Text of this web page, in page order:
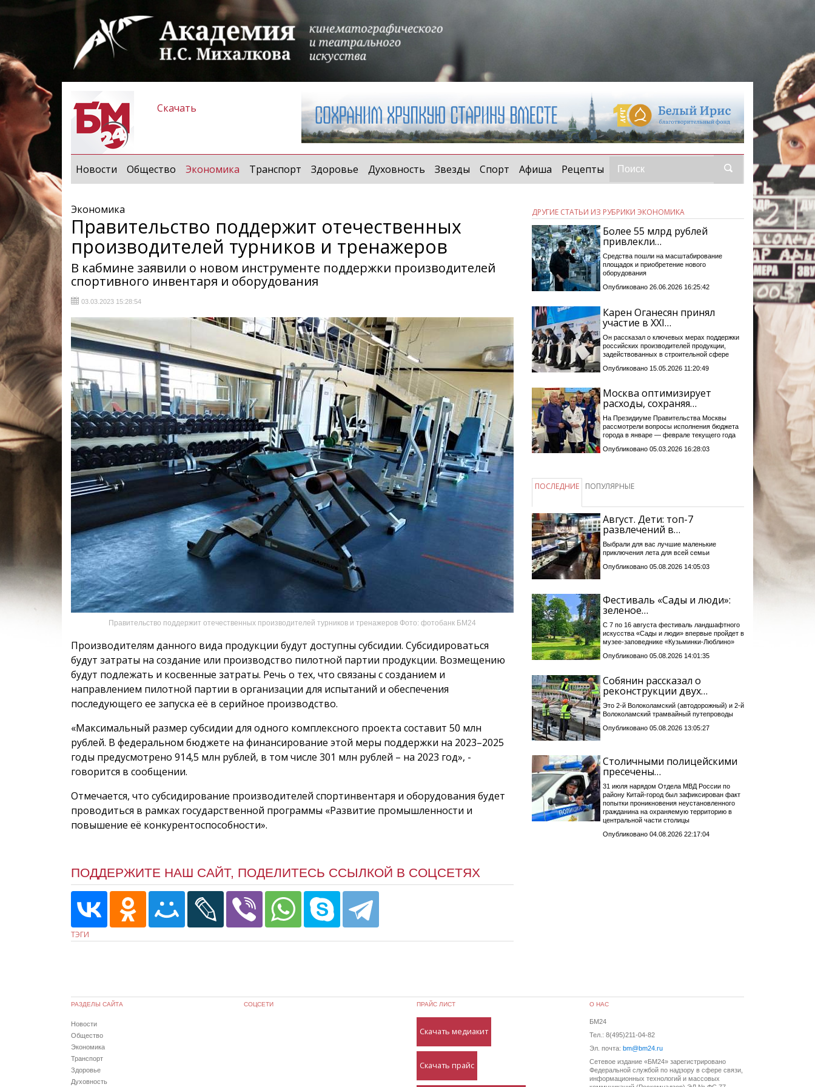
Скачать
Новости Общество Экономика (current)
Транспорт Здоровье Духовность Звезды Спорт Афиша Рецепты
Экономика
Правительство поддержит отечественных
производителей турников и тренажеров
В кабмине заявили о новом инструменте поддержки производителей
спортивного инвентаря и оборудования
03.03.2023 15:28:54
Правительство поддержит отечественных производителей турников и тренажеров Фото: фотобанк БМ24
Производителям данного вида продукции будут доступны субсидии. Субсидироваться
будут затраты на создание или производство пилотной партии продукции. Возмещению
будут подлежать и косвенные затраты. Речь о тех, что связаны с созданием и
направлением пилотной партии в организации для испытаний и обеспечения
последующего ее запуска её в серийное производство.
«Максимальный размер субсидии для одного комплексного проекта составит 50 млн
рублей. В федеральном бюджете на финансирование этой меры поддержки на 2023–2025
годы предусмотрено 914,5 млн рублей, в том числе 301 млн рублей – на 2023 год», -
говорится в сообщении.
Отмечается, что субсидирование производителей спортинвентаря и оборудования будет
проводиться в рамках государственной программы «Развитие промышленности и
повышение её конкурентоспособности».
ПОДДЕРЖИТЕ НАШ САЙТ, ПОДЕЛИТЕСЬ ССЫЛКОЙ В СОЦСЕТЯХ
ТЭГИ
ДРУГИЕ СТАТЬИ ИЗ РУБРИКИ ЭКОНОМИКА
Более 55 млрд рублей
привлекли…
Средства пошли на масштабирование
площадок и приобретение нового
оборудования
Опубликовано 26.06.2026 16:25:42
Карен Оганесян принял
участие в XXI…
Он рассказал о ключевых мерах поддержки
российских производителей продукции,
задействованных в строительной сфере
Опубликовано 15.05.2026 11:20:49
Москва оптимизирует
расходы, сохраняя…
На Президиуме Правительства Москвы
рассмотрели вопросы исполнения бюджета
города в январе — феврале текущего года
Опубликовано 05.03.2026 16:28:03
ПОСЛЕДНИЕ ПОПУЛЯРНЫЕ
Август. Дети: топ-7
развлечений в…
Выбрали для вас лучшие маленькие
приключения лета для всей семьи
Опубликовано 05.08.2026 14:05:03
Фестиваль «Сады и люди»:
зеленое…
С 7 по 16 августа фестиваль ландшафтного
искусства «Сады и люди» впервые пройдет в
музее-заповеднике «Кузьминки-Люблино»
Опубликовано 05.08.2026 14:01:35
Собянин рассказал о
реконструкции двух…
Это 2-й Волоколамский (автодорожный) и 2-й
Волоколамский трамвайный путепроводы
Опубликовано 05.08.2026 13:05:27
Столичными полицейскими
пресечены…
31 июля нарядом Отдела МВД России по
району Китай-город был зафиксирован факт
попытки проникновения неустановленного
гражданина на охраняемую территорию в
центральной части столицы
Опубликовано 04.08.2026 22:17:04
РАЗДЕЛЫ САЙТА
Новости
Общество
Экономика
Транспорт
Здоровье
Духовность
СОЦСЕТИ ПРАЙС ЛИСТ
Скачать медиакит
Скачать прайс
О НАС
БМ24
Тел.: 8(495)211-04-82
Эл. почта: bm@bm24.ru
Сетевое издание «БМ24» зарегистрировано
Федеральной службой по надзору в сфере связи,
информационных технологий и массовых